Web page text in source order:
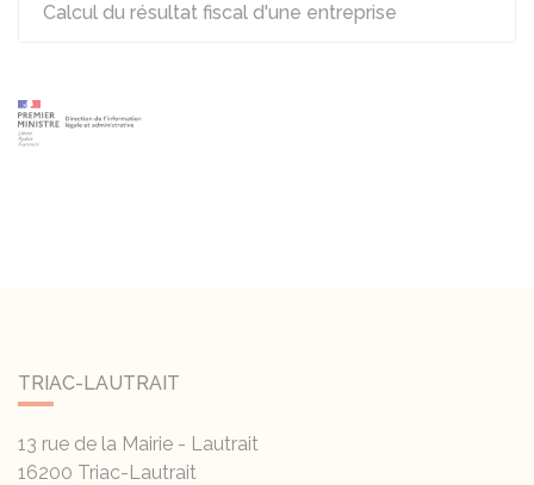
Calcul du résultat fiscal d'une entreprise
TRIAC-LAUTRAIT
13 rue de la Mairie - Lautrait
16200 Triac-Lautrait